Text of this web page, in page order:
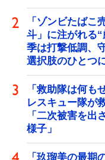
「ゾンビたばこ
斗」に注がれる
季は打撃低調、
選択肢のひとつに
「救助隊は何も
レスキュー隊が
「二次被害を出
様子」
「玖瑠美の最